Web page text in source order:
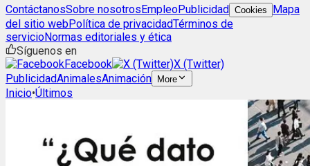
ContáctanosSobre nosotrosEmpleoPublicidad Cookies
Mapa
del sitio webPolítica de privacidadTérminos de
servicioNormas editoriales y ética
Síguenos en
Facebook
X (Twitter)
PublicidadAnimalesAnimación More
Inicio•Últimos